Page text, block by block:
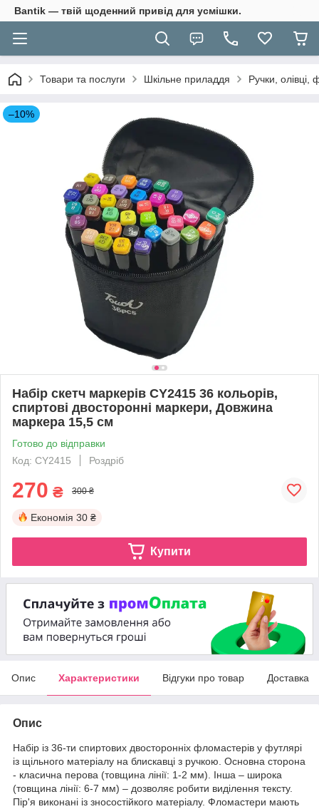
Bantik — твій щоденний привід для усмішки.
Товари та послуги Шкільне приладдя Ручки,
–10%
Набір скетч маркерів CY2415 36 кольорів,
спиртові двосторонні маркери, Довжина
маркера 15,5 см
Готово до відправки
Код: CY2415
Роздріб
270 ₴ 300 ₴
Економія 30 ₴
Купити
Опис Характеристики Відгуки про товар Доставка
Опис
Набір із 36-ти спиртових двосторонніх фломастерів у футлярі
із щільного матеріалу на блискавці з ручкою. Основна сторона
- класична перова (товщина лінії: 1-2 мм). Інша – широка
(товщина лінії: 6-7 мм) – дозволяє робити виділення тексту.
Пір'я виконані із зносостійкого матеріалу. Фломастери мають